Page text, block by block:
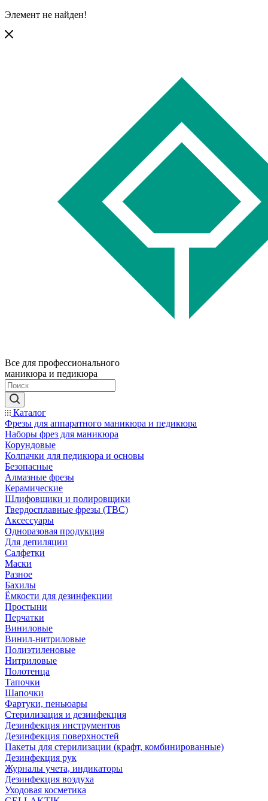
Элемент не найден!
Все для профессионального
маникюра и педикюра
Каталог
Фрезы для аппаратного маникюра и педикюра
Наборы фрез для маникюра
Корундовые
Колпачки для педикюра и основы
Безопасные
Алмазные фрезы
Керамические
Шлифовщики и полировщики
Твердосплавные фрезы (ТВС)
Аксессуары
Одноразовая продукция
Для депиляции
Салфетки
Маски
Разное
Бахилы
Ёмкости для дезинфекции
Простыни
Перчатки
Виниловые
Винил-нитриловые
Полиэтиленовые
Нитриловые
Полотенца
Тапочки
Шапочки
Фартуки, пеньюары
Стерилизация и дезинфекция
Дезинфекция инструментов
Дезинфекция поверхностей
Пакеты для стерилизации (крафт, комбинированные)
Дезинфекция рук
Журналы учета, индикаторы
Дезинфекция воздуха
Уходовая косметика